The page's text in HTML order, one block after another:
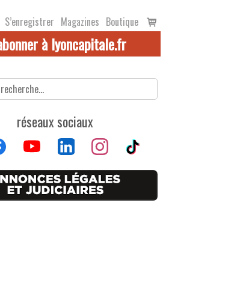
S’enregistrer Magazines Boutique
Voir
le
à lyoncapitale.fr
réseaux sociaux